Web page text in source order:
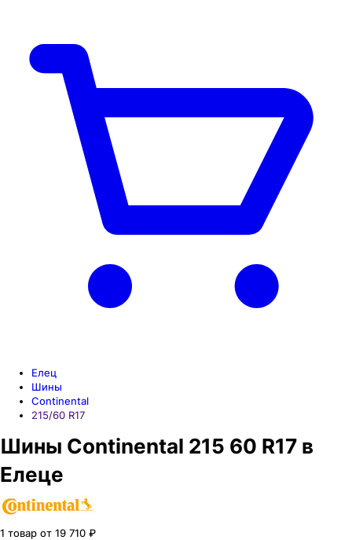
Елец
Шины
Continental
215/60 R17
Шины Continental 215 60 R17 в
Елеце
1 товар от 19 710 ₽